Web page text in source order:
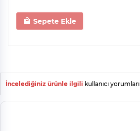
Sepete Ekle
İncelediğiniz ürünle ilgili kullanıcı yorumları